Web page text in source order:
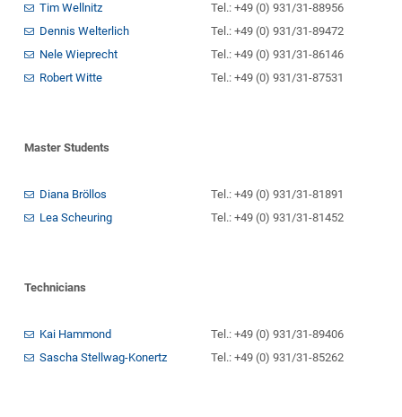
Tim Wellnitz
Tel.: +49 (0) 931/31-88956
Dennis Welterlich
Tel.: +49 (0) 931/31-89472
Nele Wieprecht
Tel.: +49 (0) 931/31-86146
Robert Witte
Tel.: +49 (0) 931/31-87531
Master Students
Diana Bröllos
Tel.: +49 (0) 931/31-81891
Lea Scheuring
Tel.: +49 (0) 931/31-81452
Technicians
Kai Hammond
Tel.: +49 (0) 931/31-89406
Sascha Stellwag-Konertz
Tel.: +49 (0) 931/31-85262